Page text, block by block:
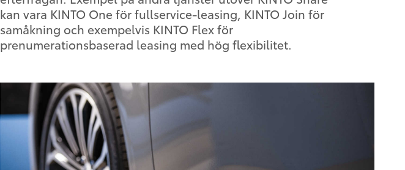
kan vara KINTO One för fullservice-leasing, KINTO Join för
samåkning och exempelvis KINTO Flex för
prenumerationsbaserad leasing med hög flexibilitet.